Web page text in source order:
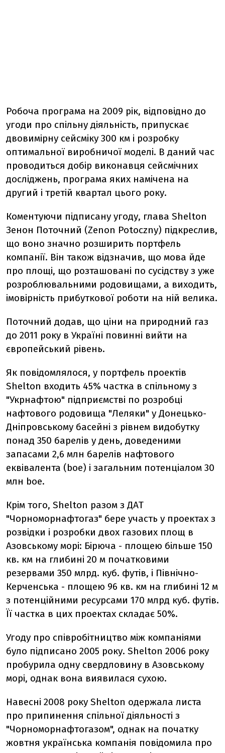
Робоча програма на 2009 рік, відповідно до
угоди про спільну діяльність, припускає
двовимірну сейсміку 300 км і розробку
оптимальної виробничої моделі. В даний час
проводиться добір виконавця сейсмічних
досліджень, програма яких намічена на
другий і третій квартал цього року.
Коментуючи підписану угоду, глава Shelton
Зенон Поточний (Zenon Potoczny) підкреслив,
що воно значно розширить портфель
компанії. Він також відзначив, що мова йде
про площі, що розташовані по сусідству з уже
розроблювальними родовищами, а виходить,
імовірність прибуткової роботи на ній велика.
Поточний додав, що ціни на природний газ
до 2011 року в Україні повинні вийти на
європейський рівень.
Як повідомлялося, у портфель проектів
Shelton входить 45% частка в спільному з
"Укрнафтою" підприємстві по розробці
нафтового родовища "Леляки" у Донецько-
Дніпровському басейні з рівнем видобутку
понад 350 барелів у день, доведеними
запасами 2,6 млн барелів нафтового
еквівалента (boe) і загальним потенціалом 30
млн boe.
Крім того, Shelton разом з ДАТ
"Чорноморнафтогаз" бере участь у проектах з
розвідки і розробки двох газових площ в
Азовському морі: Бірюча - площею більше 150
кв. км на глибині 20 м початковими
резервами 350 млрд. куб. футів, і Північно-
Керченська - площею 96 кв. км на глибині 12 м
з потенційними ресурсами 170 млрд куб. футів.
Її частка в цих проектах складає 50%.
Угоду про співробітництво між компаніями
було підписано 2005 року. Shelton 2006 року
пробурила одну свердловину в Азовському
морі, однак вона виявилася сухою.
Навесні 2008 року Shelton одержала листа
про припинення спільної діяльності з
"Чорноморнафтогазом", однак на початку
жовтня українська компанія повідомила про